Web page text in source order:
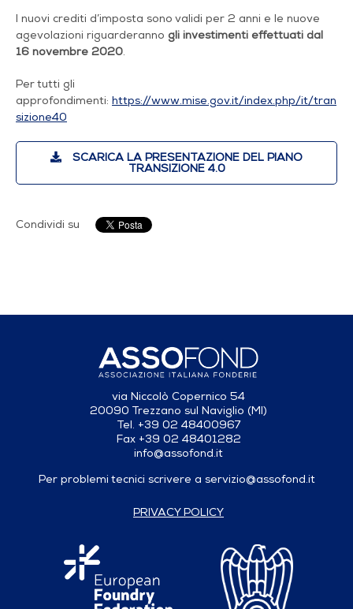
I nuovi crediti d’imposta sono validi per 2 anni e le nuove
agevolazioni riguarderanno gli investimenti effettuati dal
16 novembre 2020.
Per tutti gli
approfondimenti: https://www.mise.gov.it/index.php/it/tran
sizione40
SCARICA LA PRESENTAZIONE DEL PIANO
TRANSIZIONE 4.0
Condividi su
via Niccolò Copernico 54
20090 Trezzano sul Naviglio (MI)
Tel. +39 02 48400967
Fax +39 02 48401282
info@assofond.it
Per problemi tecnici scrivere a servizio@assofond.it
PRIVACY POLICY